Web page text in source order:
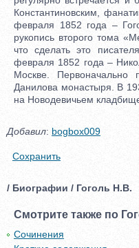
Константиновским,
февраля 1852 года –
рукопись второго тома
что сделать это
февраля 1852 года –
Москве. Первоначально
Данилова монастыря. В
на Новодевичьем
Добавил: bogbox009
Сохранить
/ Биографии / Гоголь Н.В.
Смотрите также по
Сочинения